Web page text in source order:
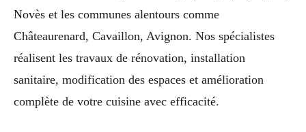
Novès et les communes alentours comme
Châteaurenard, Cavaillon, Avignon. Nos spécialistes
réalisent les travaux de rénovation, installation
sanitaire, modification des espaces et amélioration
complète de votre cuisine avec efficacité.